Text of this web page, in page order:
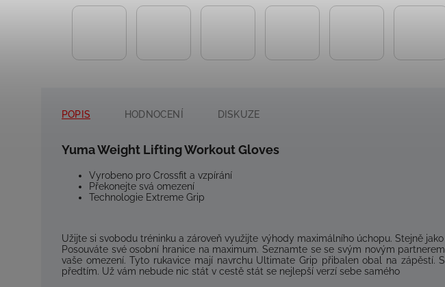
POPIS HODNOCENÍ DISKUZE
Yuma Weight Lifting Workout Gloves
Vyrobeno pro Crossfit a vzpírání
Překonejte svá omezení
Technologie Extreme Grip
Užijte si svobodu tréninku a zároveň využijte výhody maximálního úchopu. Stejně jako
Posouváte své osobní hranice na maximum. Seznamte se se svým novým partnerem
vaše omezení. Tyto rukavice mají navrchu Ultimate Grip přibalen obal na zápěstí. S
předtím. Už vám nebude nic stát v cestě stát se nejlepší verzí sebe samého